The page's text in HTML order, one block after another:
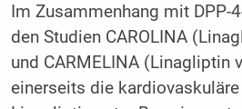
Im Zusammenhang mit DPP-
den Studien CAROLINA
und CARMELINA (Linagliptin
einerseits die